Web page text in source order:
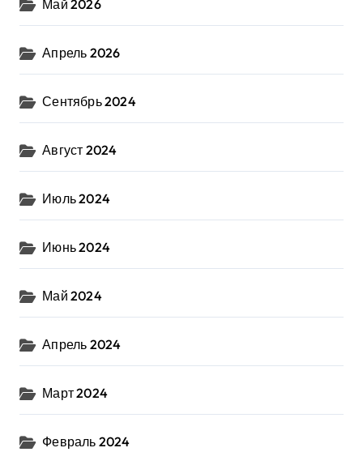
Май 2026
Апрель 2026
Сентябрь 2024
Август 2024
Июль 2024
Июнь 2024
Май 2024
Апрель 2024
Март 2024
Февраль 2024